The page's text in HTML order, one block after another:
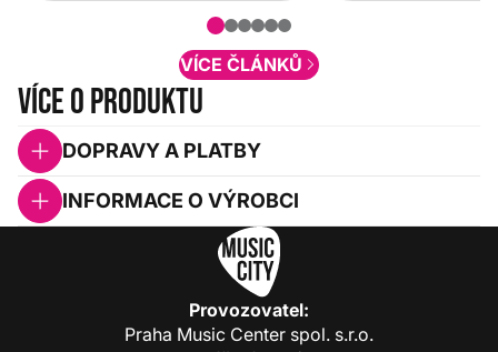
VÍCE ČLÁNKŮ
Více o produktu
DOPRAVY A PLATBY
INFORMACE O VÝROBCI
Provozovatel:
Praha Music Center spol. s.r.o.